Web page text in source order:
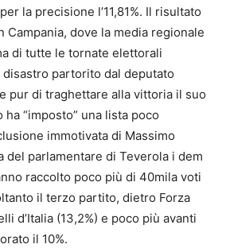
la precisione l’11,81%. Il risultato
Campania, dove la media regionale
di tutte le tornate elettorali
partorito dal deputato
pur di traghettare alla vittoria il suo
“imposto” una lista poco
immotivata di Massimo
del parlamentare di Teverola i dem
raccolto poco più di 40mila voti
il terzo partito, dietro Forza
d’Italia (13,2%) e poco più avanti
il 10%.